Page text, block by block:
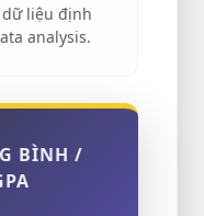
liệu định
analysis.
BÌNH /